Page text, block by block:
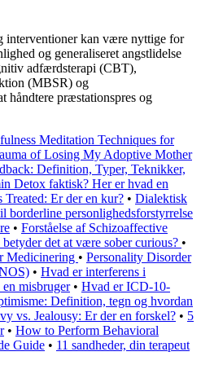
interventioner kan være nyttige for
og generaliseret angstlidelse
adfærdsterapi (CBT),
(MBSR) og
håndtere præstationspres og
Meditation Techniques for
of Losing My Adoptive Mother
Definition, Typer, Teknikker,
Detox faktisk? Her er hvad en
Er der en kur? • Dialektisk
borderline personlighedsforstyrrelse
• Forståelse af Schizoaffective
det at være sober curious? •
Medicinering • Personality Disorder
• Hvad er interferens i
misbruger• Hvad er ICD-10-
Definition, tegn og hvordan
vs. Jealousy: Er der en forskel? • 5
• How to Perform Behavioral
Guide • 11 sandheder, din terapeut